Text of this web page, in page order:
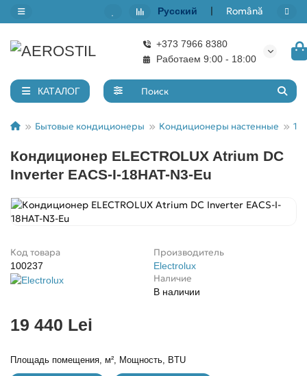
Русский | Română
+373 7966 8380
Работаем 9:00 - 18:00
Назад
Кондиционеры настенные
Назад
7000 BTU/ 20м²
9000 BTU/ 30м²
12000 BTU/ 40м²
24000 BTU/ 55-70м²
Мобильные кондиционеры
Мульти сплит системы
Назад
Канальные кондиционеры
Кассетные кондиционеры
Назад
Рекуператоры тепла
КАТАЛОГ
Бытовые кондиционеры Кондиционеры настенные
Кондиционер ELECTROLUX Atrium DC
Inverter EACS-I-18HAT-N3-Eu
Код товара
100237
Производитель
Electrolux
Наличие
В наличии
19 440 Lei
Площадь помещения, м², Мощность, BTU